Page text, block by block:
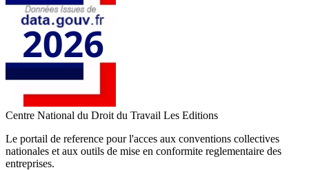
Centre National du Droit du Travail Les Editions
Le portail de reference pour l'acces aux conventions collectives
nationales et aux outils de mise en conformite reglementaire des
entreprises.